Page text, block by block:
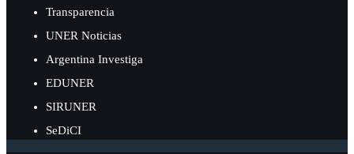
Transparencia
UNER Noticias
Argentina Investiga
EDUNER
SIRUNER
SeDiCI